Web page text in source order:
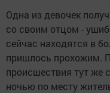
Одна из девочек
со своим отцом -
сейчас находятся в
пришлось прохожим.
происшествия тут же
ночью по месту